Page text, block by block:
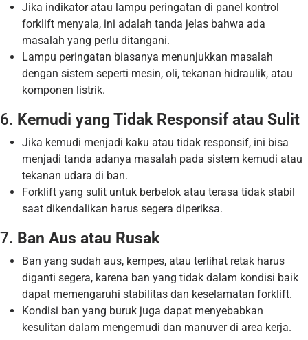
Jika indikator atau lampu peringatan di panel kontrol
forklift menyala, ini adalah tanda jelas bahwa ada
masalah yang perlu ditangani.
Lampu peringatan biasanya menunjukkan masalah
dengan sistem seperti mesin, oli, tekanan hidraulik, atau
komponen listrik.
6. Kemudi yang Tidak Responsif atau Sulit
Jika kemudi menjadi kaku atau tidak responsif, ini bisa
menjadi tanda adanya masalah pada sistem kemudi atau
tekanan udara di ban.
Forklift yang sulit untuk berbelok atau terasa tidak stabil
saat dikendalikan harus segera diperiksa.
7. Ban Aus atau Rusak
Ban yang sudah aus, kempes, atau terlihat retak harus
diganti segera, karena ban yang tidak dalam kondisi baik
dapat memengaruhi stabilitas dan keselamatan forklift.
Kondisi ban yang buruk juga dapat menyebabkan
kesulitan dalam mengemudi dan manuver di area kerja.